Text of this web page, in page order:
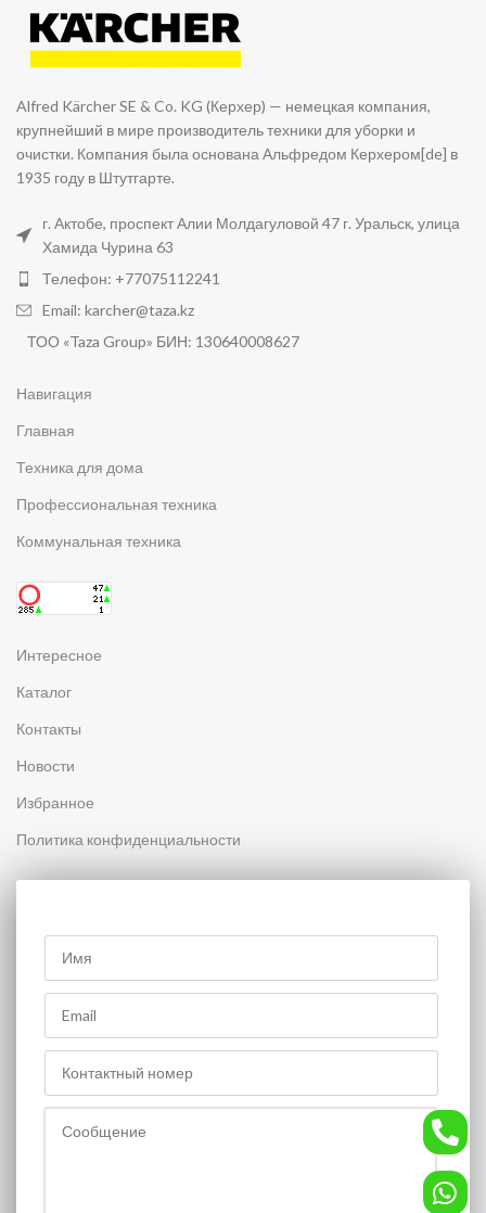
Alfred Kärcher SE & Co. KG (Керхер) — немецкая компания,
крупнейший в мире производитель техники для уборки и
очистки. Компания была основана Альфредом Керхером[de] в
1935 году в Штутгарте.
г. Актобе, проспект Алии Молдагуловой 47 г. Уральск, улица
Хамида Чурина 63
Телефон: +77075112241
Email: karcher@taza.kz
ТОО «Taza Group» БИН: 130640008627
Навигация
Главная
Техника для дома
Профессиональная техника
Коммунальная техника
Интересное
Каталог
Контакты
Новости
Избранное
Политика конфиденциальности